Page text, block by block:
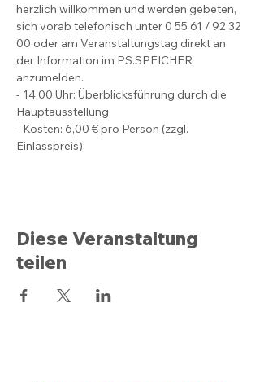
herzlich willkommen und werden gebeten,
sich vorab telefonisch unter 0 55 61 / 92 32
00 oder am Veranstaltungstag direkt an
der Information im PS.SPEICHER
anzumelden.
- 14.00 Uhr: Überblicksführung durch die
Hauptausstellung
- Kosten: 6,00 € pro Person (zzgl.
Einlasspreis)
Diese Veranstaltung
teilen